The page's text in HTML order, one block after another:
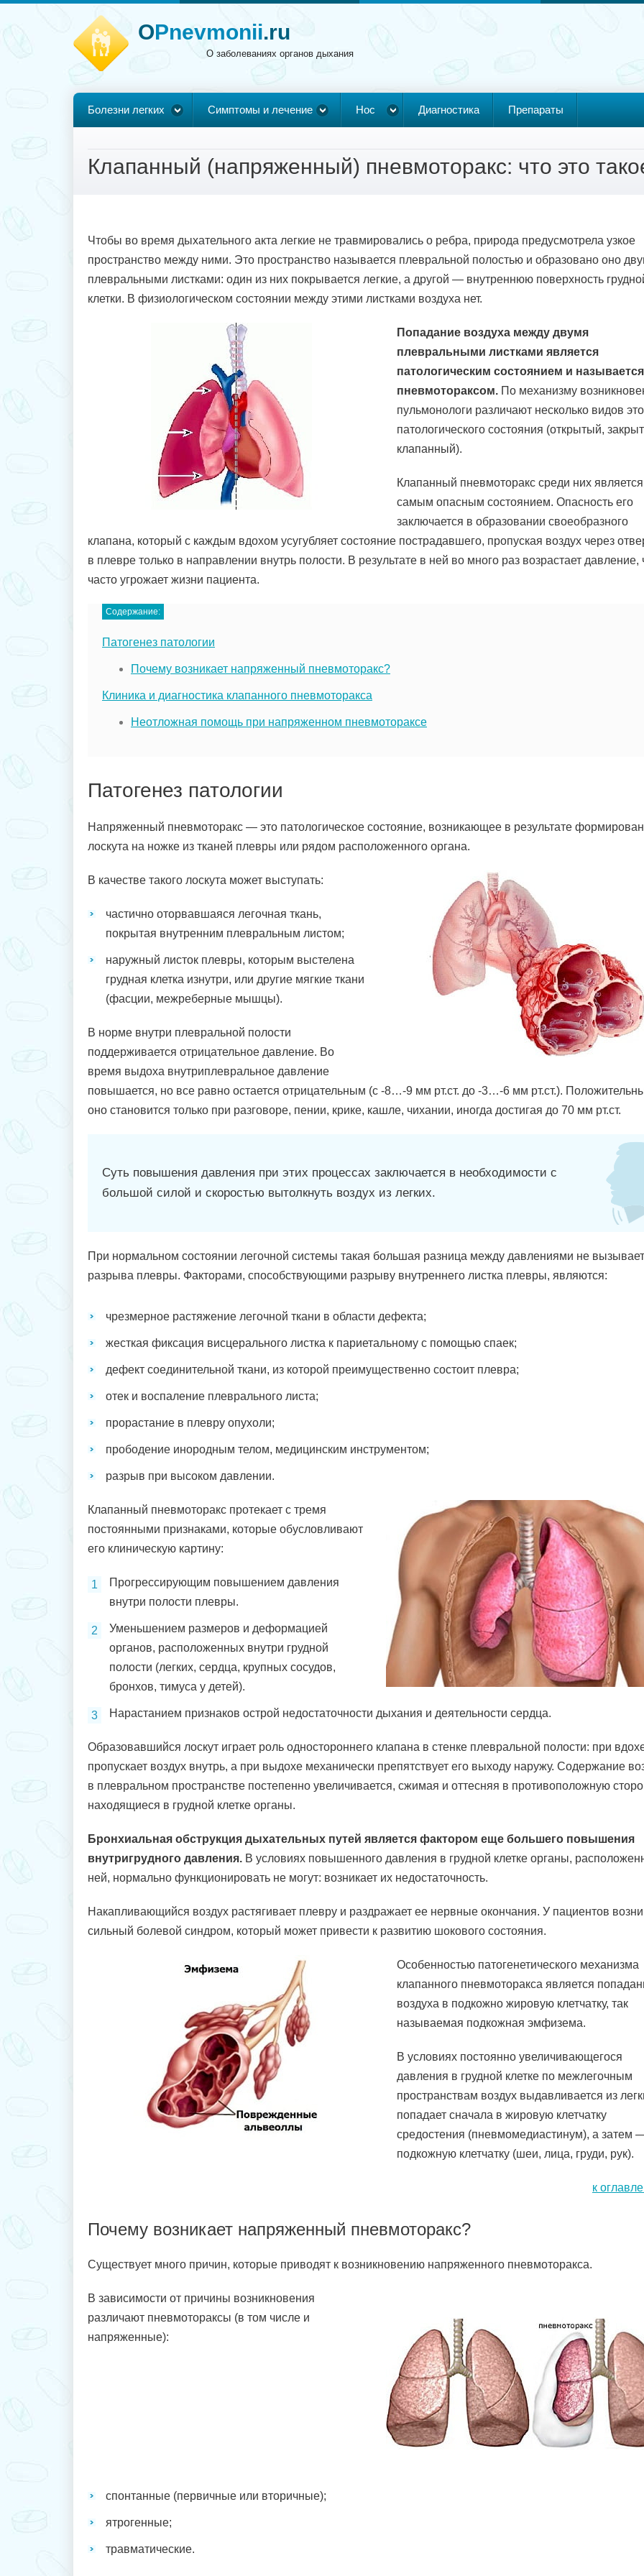
OPnevmonii.ru
О заболеваниях органов дыхания
Болезни легких Симптомы и лечение Нос Диагностика Препараты
Клапанный (напряженный) пневмоторакс: что это
Чтобы во время дыхательного акта легкие не травмировались о ребра, природа предусмотрела узкое
пространство между ними. Это пространство называется плевральной полостью и образовано оно
плевральными листками: один из них покрывается легкие, а другой — внутреннюю поверхность
клетки. В физиологическом состоянии между этими листками воздуха нет.
Попадание воздуха между двумя
плевральными листками является
патологическим состоянием и называется
пневмотораксом. По механизму
пульмонологи различают несколько видов
патологического состояния (открытый,
клапанный).
Клапанный пневмоторакс среди них является
самым опасным состоянием. Опасность его
заключается в образовании своеобразного
клапана, который с каждым вдохом усугубляет состояние пострадавшего, пропуская воздух через
в плевре только в направлении внутрь полости. В результате в ней во много раз возрастает давление,
часто угрожает жизни пациента.
Содержание:
Патогенез патологии
Почему возникает напряженный пневмоторакс?
Клиника и диагностика клапанного пневмоторакса
Неотложная помощь при напряженном пневмотораксе
Патогенез патологии
Напряженный пневмоторакс — это патологическое состояние, возникающее в результате
лоскута на ножке из тканей плевры или рядом расположенного органа.
В качестве такого лоскута может выступать:
частично оторвавшаяся легочная ткань,
покрытая внутренним плевральным листом;
наружный листок плевры, которым выстелена
грудная клетка изнутри, или другие мягкие ткани
(фасции, межреберные мышцы).
В норме внутри плевральной полости
поддерживается отрицательное давление. Во
время выдоха внутриплевральное давление
повышается, но все равно остается отрицательным (с -8…-9 мм рт.ст. до -3…-6 мм рт.ст.).
оно становится только при разговоре, пении, крике, кашле, чихании, иногда достигая до 70 мм рт.ст.
Суть повышения давления при этих процессах заключается в необходимости с
большой силой и скоростью вытолкнуть воздух из легких.
При нормальном состоянии легочной системы такая большая разница между давлениями не вызывает
разрыва плевры. Факторами, способствующими разрыву внутреннего листка плевры, являются:
чрезмерное растяжение легочной ткани в области дефекта;
жесткая фиксация висцерального листка к париетальному с помощью спаек;
дефект соединительной ткани, из которой преимущественно состоит плевра;
отек и воспаление плеврального листа;
прорастание в плевру опухоли;
прободение инородным телом, медицинским инструментом;
разрыв при высоком давлении.
Клапанный пневмоторакс протекает с тремя
постоянными признаками, которые обусловливают
его клиническую картину:
Прогрессирующим повышением давления
внутри полости плевры.
Уменьшением размеров и деформацией
органов, расположенных внутри грудной
полости (легких, сердца, крупных сосудов,
бронхов, тимуса у детей).
Нарастанием признаков острой недостаточности дыхания и деятельности сердца.
Образовавшийся лоскут играет роль одностороннего клапана в стенке плевральной полости: при
пропускает воздух внутрь, а при выдохе механически препятствует его выходу наружу. Содержание
в плевральном пространстве постепенно увеличивается, сжимая и оттесняя в противоположную
находящиеся в грудной клетке органы.
Бронхиальная обструкция дыхательных путей является фактором еще большего повышения
внутригрудного давления. В условиях повышенного давления в грудной клетке органы,
ней, нормально функционировать не могут: возникает их недостаточность.
Накапливающийся воздух растягивает плевру и раздражает ее нервные окончания. У пациентов
сильный болевой синдром, который может привести к развитию шокового состояния.
Особенностью патогенетического механизма
клапанного пневмоторакса является
воздуха в подкожно жировую клетчатку, так
называемая подкожная эмфизема.
В условиях постоянно увеличивающегося
давления в грудной клетке по межлегочным
пространствам воздух выдавливается из
попадает сначала в жировую клетчатку
средостения (пневмомедиастинум), а затем
подкожную клетчатку (шеи, лица, груди, рук).
к
Почему возникает напряженный пневмоторакс?
Существует много причин, которые приводят к возникновению напряженного пневмоторакса.
В зависимости от причины возникновения
различают пневмотораксы (в том числе и
напряженные):
спонтанные (первичные или вторичные);
ятрогенные;
травматические.